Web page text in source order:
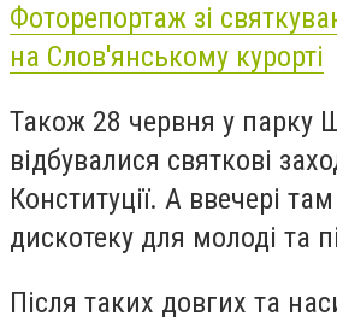
Фоторепортаж зі
на Слов'янському курорті
Також 28 червня у парку
відбувалися святкові
Конституції. А ввечері
дискотеку для молоді та
Після таких довгих та